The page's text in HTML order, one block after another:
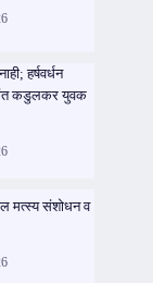
हर्षवर्धन
कडुलकर युवक
मत्स्य संशोधन व